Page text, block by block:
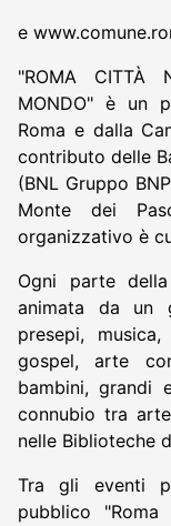
e
"ROMA CITTÀ
MONDO" è un
Roma e dalla
contributo delle
(BNL Gruppo
Monte dei
organizzativo è
Ogni parte
animata da un
presepi,
gospel, arte
bambini, grandi
connubio tra
nelle Biblioteche
Tra gli eventi
pubblico